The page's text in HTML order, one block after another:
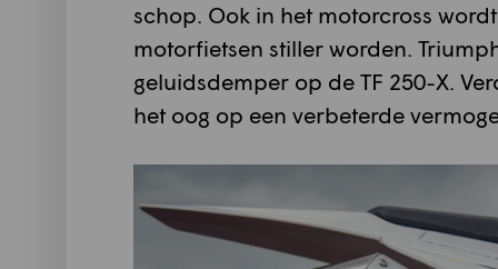
schop. Ook in het motorcross
motorfietsen stiller worden.
geluidsdemper op de TF 250-X.
het oog op een verbeterde